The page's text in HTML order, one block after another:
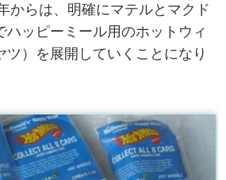
からは、明確にマテルとマクド
ハッピーミール用のホットウィ
ツ）を展開していくことになり